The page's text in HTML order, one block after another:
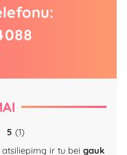
5 (1)
ir tu bei gauk